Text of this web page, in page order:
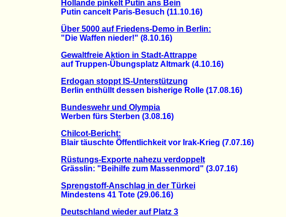
Hollande pinkelt Putin ans Bein
Putin cancelt Paris-Besuch (11.10.16)
Über 5000 auf Friedens-Demo in Berlin:
"Die Waffen nieder!" (8.10.16)
Gewaltfreie Aktion in Stadt-Attrappe
auf Truppen-Übungsplatz Altmark (4.10.16)
Erdogan stoppt IS-Unterstützung
Berlin enthüllt dessen bisherige Rolle (17.08.16)
Bundeswehr und Olympia
Werben fürs Sterben (3.08.16)
Chilcot-Bericht:
Blair täuschte Öffentlichkeit vor Irak-Krieg (7.07.16)
Rüstungs-Exporte nahezu verdoppelt
Grässlin: "Beihilfe zum Massenmord" (3.07.16)
Sprengstoff-Anschlag in der Türkei
Mindestens 41 Tote (29.06.16)
Deutschland wieder auf Platz 3